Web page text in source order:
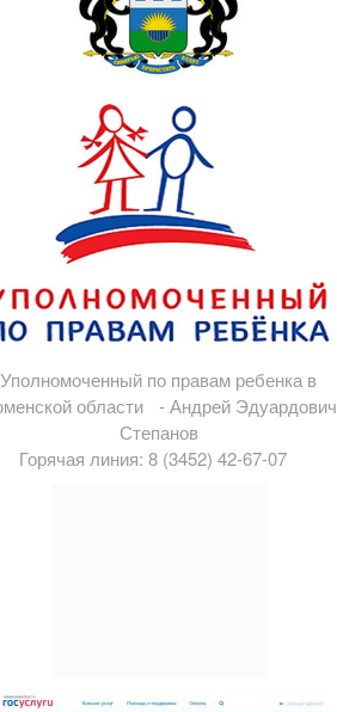
Уполномоченный по правам ребенка в
области - Андрей Эдуардович
Степанов
Горячая линия: 8 (3452) 42-67-07